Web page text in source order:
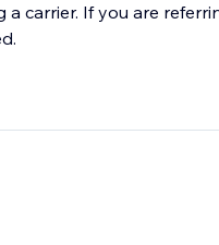
carrier. If you are